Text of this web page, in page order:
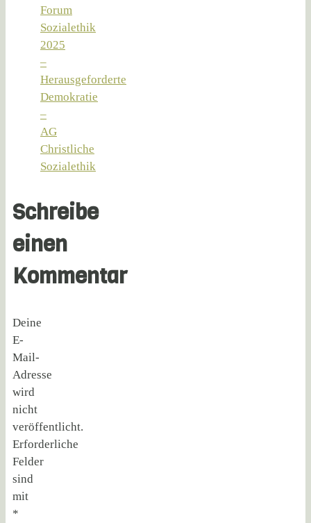
Forum
Sozialethik
2025
–
Herausgeforderte
Demokratie
–
AG
Christliche
Sozialethik
Schreibe
einen
Kommentar
Deine
E-
Mail-
Adresse
wird
nicht
veröffentlicht.
Erforderliche
Felder
sind
mit
*